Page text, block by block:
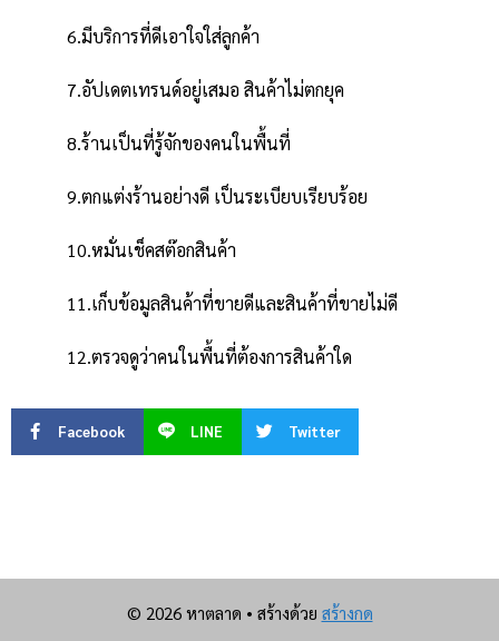
6.มีบริการที่ดีเอาใจใส่ลูกค้า
7.อัปเดตเทรนด์อยู่เสมอ สินค้าไม่ตกยุค
8.ร้านเป็นที่รู้จักของคนในพื้นที่
9.ตกแต่งร้านอย่างดี เป็นระเบียบเรียบร้อย
10.หมั่นเช็คสต๊อกสินค้า
11.เก็บข้อมูลสินค้าที่ขายดีและสินค้าที่ขายไม่ดี
12.ตรวจดูว่าคนในพื้นที่ต้องการสินค้าใด
Facebook LINE Twitter
© 2026 หาตลาด • สร้างด้วย สร้างกด